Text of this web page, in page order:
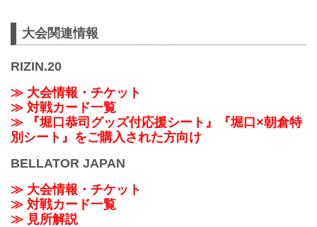
大会関連情報
RIZIN.20
≫ 大会情報・チケット
≫ 対戦カード一覧
≫ 『堀口恭司グッズ付応援シート』『堀口×朝倉特
別シート』をご購入された方向け
BELLATOR JAPAN
≫ 大会情報・チケット
≫ 対戦カード一覧
≫ 見所解説